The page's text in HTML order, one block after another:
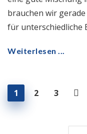
brauchen wir
für unterschiedliche
Weiterlesen ...
1 2 3